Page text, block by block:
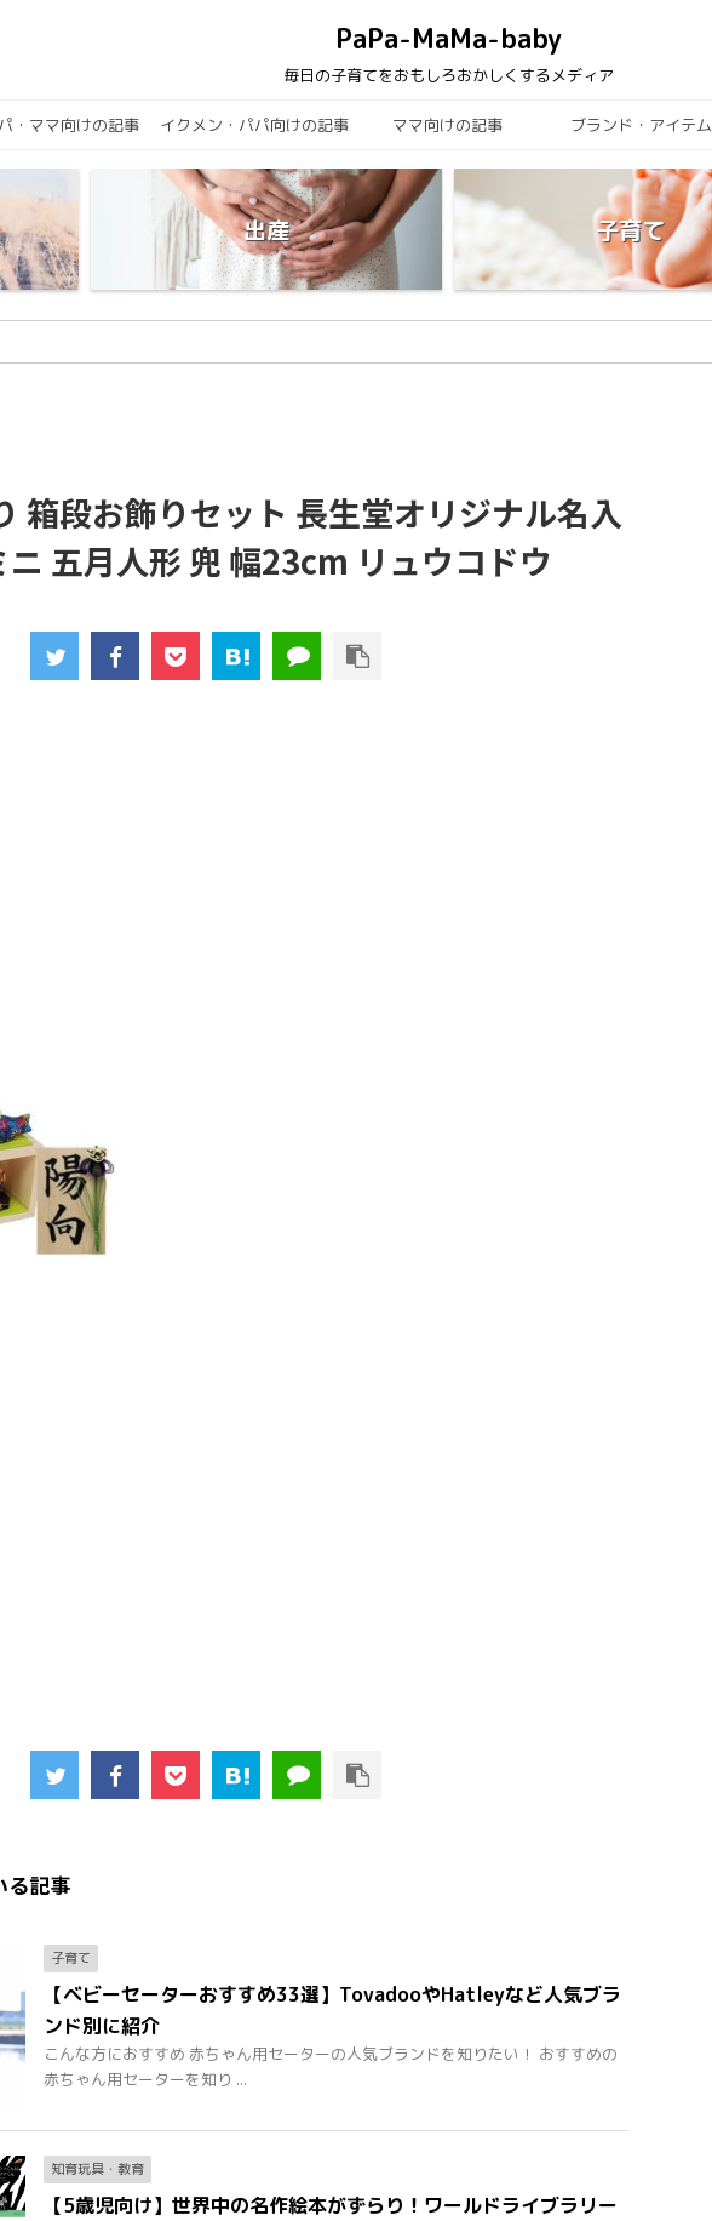
PaPa-MaMa-baby
毎日の子育てをおもしろおかしくするメディア
・ママ向けの記事 イクメン・パパ向けの記事 ママ向けの記事 ブランド・アイテム
出産 子育て
箱段お飾りセット 長生堂オリジナル名入
五月人形 兜 幅23cm リュウコドウ
る記事
子育て
【ベビーセーターおすすめ33選】TovadooやHatleyなど人気ブラ
ンド別に紹介
こんな方におすすめ 赤ちゃん用セーターの人気ブランドを知りたい！ おすすめの
赤ちゃん用セーターを知り ...
知育玩具・教育
【5歳児向け】世界中の名作絵本がずらり！ワールドライブラリー